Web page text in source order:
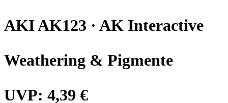
AKI AK123 · AK Interactive
Weathering & Pigmente
UVP: 4,39 €